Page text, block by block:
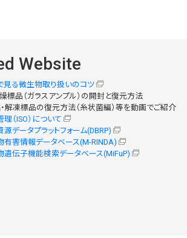
Website
見る微生物取り扱いのコツ
標品（ガラスアンプル）の開封と復元方法
解凍標品の復元方法（糸状菌編）等を動画でご紹介
（ISO）について
源データプラットフォーム(DBRP)
有害情報データベース(M-RINDA)
遺伝子機能検索データベース(MiFuP)